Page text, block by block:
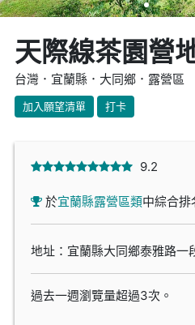
天際線茶園營
台灣．宜蘭縣．大同鄉．露營區
加入願望清單 打卡
9.2
於宜蘭縣露營區類中綜合排
地址：宜蘭縣大同鄉泰雅路一
過去一週瀏覽量超過3次。